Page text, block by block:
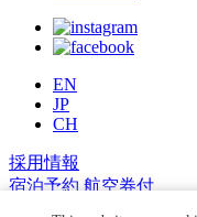
EN
JP
CH
採用情報
宿泊予約 航空券付